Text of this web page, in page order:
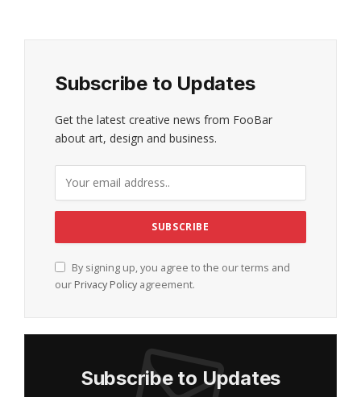
Subscribe to Updates
Get the latest creative news from FooBar
about art, design and business.
By signing up, you agree to the our terms and
our Privacy Policy agreement.
Subscribe to Updates